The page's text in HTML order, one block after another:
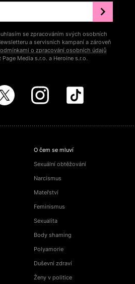
se zpracováním svých osobních
a servisních kampaní a zároveň
o zpracování osobních údajů
Media s.r.o. a Heroine s.r.o.
O čem se mluví
Sexuální obtěžování
Narcismus
Mateřství
Feminismus
Sexualita
Body shaming
Polyamorie
Duševní zdraví
Ženy v politice